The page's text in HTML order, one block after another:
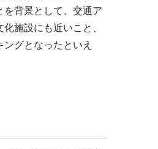
背景として、交通ア
施設にも近いこと、
グとなったといえ